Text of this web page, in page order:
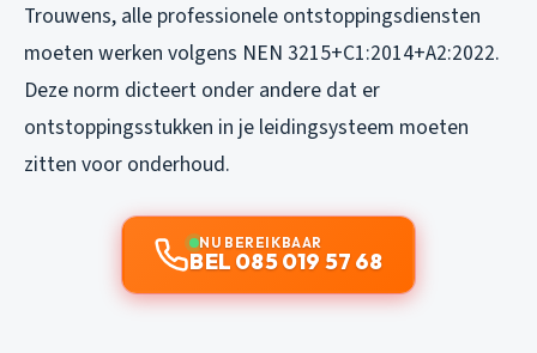
Trouwens, alle professionele ontstoppingsdiensten
moeten werken volgens NEN 3215+C1:2014+A2:2022.
Deze norm dicteert onder andere dat er
ontstoppingsstukken in je leidingsysteem moeten
zitten voor onderhoud.
NU BEREIKBAAR
BEL 085 019 57 68